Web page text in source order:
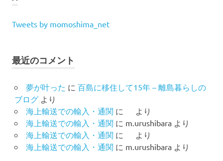
Tweets by momoshima_net
最近のコメント
夢が叶った に 百島に移住して15年 – 離島暮らしの
ブログより
海上輸送での輸入・通関 に
より
海上輸送での輸入・通関 に m.urushibaraより
海上輸送での輸入・通関 に
より
海上輸送での輸入・通関 に m.urushibaraより